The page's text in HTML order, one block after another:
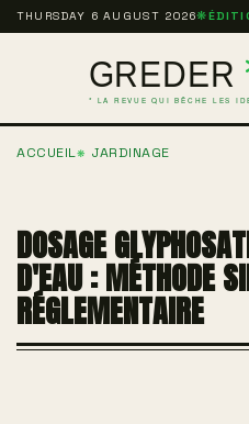
Aller
THURSDAY 6 AUGUST 2026❋
ACCUEIL JARDINAGE
DOSAGE
D'EAU : MÉTHODE
RÉGLEMENTAIRE